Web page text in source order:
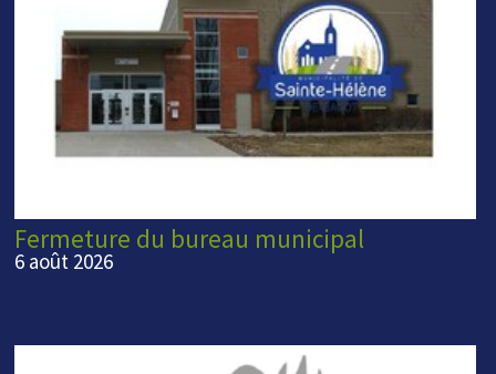
Fermeture du bureau municipal
6 août 2026